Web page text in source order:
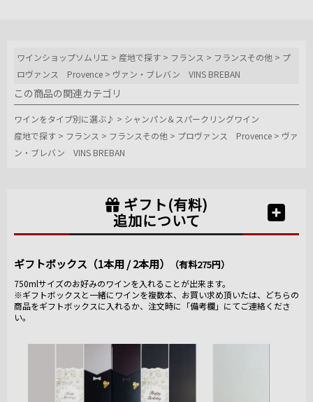
ワインショップソムリエ > 産地で探す > フランス > フランスその他 > プ
ロヴァンス Provence > ヴァン・ブレバン VINS BREBAN
この商品の関連カテゴリ
ワインをタイプ別に選ぶ♪ > シャンパン＆スパークリングワイン
産地で探す > フランス > フランスその他 > プロヴァンス Provence > ヴァ
ン・ブレバン VINS BREBAN
ギフト(有料)
追加について
ギフトボックス（1本用 / 2本用） （有料275円）
750mlサイズのお好みのワインを入れることが出来ます。
※ギフトボックスと一緒にワインを複数本、お買い求め頂いたは、どちらの
商品をギフトボックスに入れるか、注文時に「備考欄」にてご連絡くださ
い。